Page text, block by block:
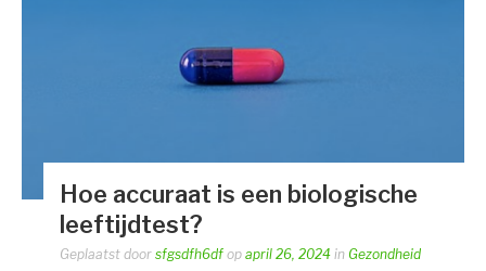
Hoe accuraat is een biologische
leeftijdtest?
Geplaatst door sfgsdfh6df op april 26, 2024 in Gezondheid